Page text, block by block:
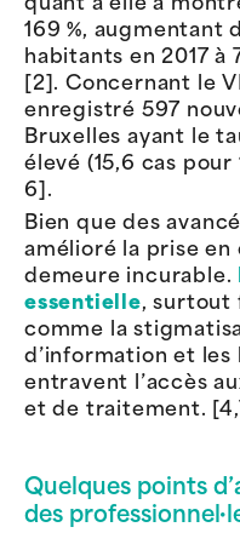
quant à elle a
169 %, augmentant
habitants en 2017 à
[2]. Concernant le
enregistré 597
Bruxelles ayant le
élevé (15,6 cas
6].
Bien que des
amélioré la prise en
demeure incurable.
essentielle, surtout
comme la
d’information et
entravent l’accès
et de traitement.
Quelques points
des